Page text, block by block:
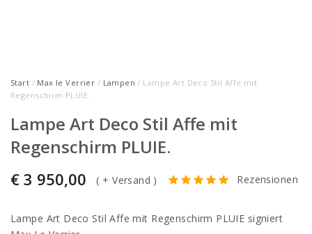
Start / Max le Verrier / Lampen / Lampe Art Deco Stil Affe mit
Regenschirm PLUIE.
Lampe Art Deco Stil Affe mit
Regenschirm PLUIE.
€ 3 950,00 ( + Versand ) Rezensionen
Lampe Art Deco Stil Affe mit Regenschirm PLUIE signiert